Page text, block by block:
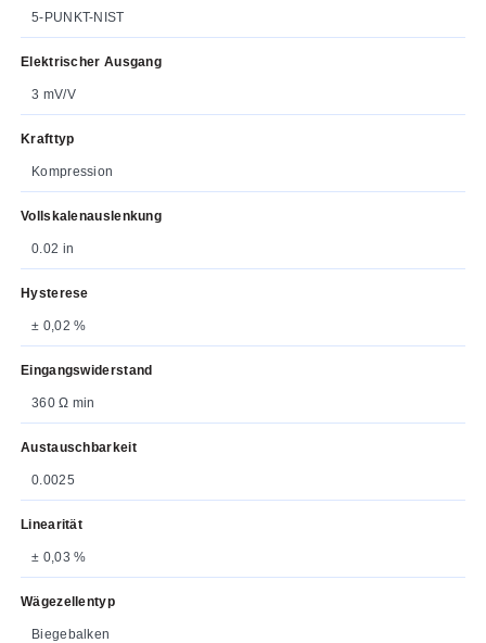
5-PUNKT-NIST
Elektrischer Ausgang
3 mV/V
Krafttyp
Kompression
Vollskalenauslenkung
0.02 in
Hysterese
± 0,02 %
Eingangswiderstand
360 Ω min
Austauschbarkeit
0.0025
Linearität
± 0,03 %
Wägezellentyp
Biegebalken